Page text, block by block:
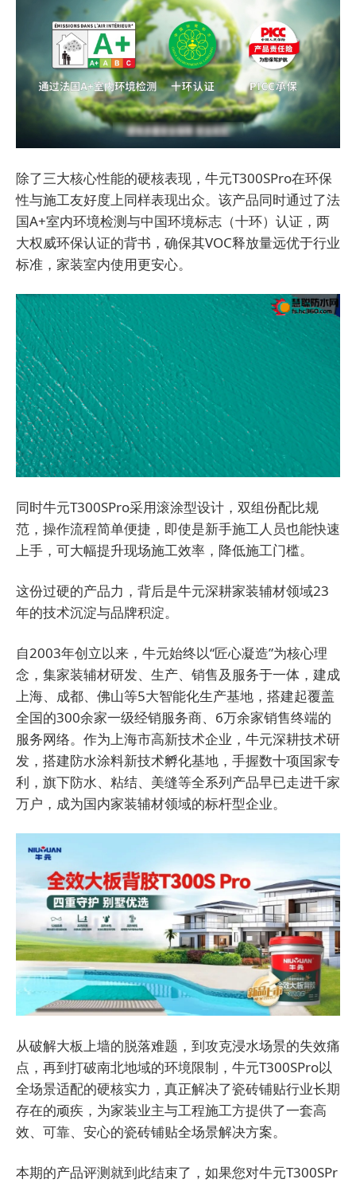
除了三大核心性能的硬核表现，牛元T300SPro在环保
性与施工友好度上同样表现出众。该产品同时通过了法
国A+室内环境检测与中国环境标志（十环）认证，两
大权威环保认证的背书，确保其VOC释放量远优于行业
标准，家装室内使用更安心。
同时牛元T300SPro采用滚涂型设计，双组份配比规
范，操作流程简单便捷，即使是新手施工人员也能快速
上手，可大幅提升现场施工效率，降低施工门槛。
这份过硬的产品力，背后是牛元深耕家装辅材领域23
年的技术沉淀与品牌积淀。
自2003年创立以来，牛元始终以“匠心凝造”为核心理
念，集家装辅材研发、生产、销售及服务于一体，建成
上海、成都、佛山等5大智能化生产基地，搭建起覆盖
全国的300余家一级经销服务商、6万余家销售终端的
服务网络。作为上海市高新技术企业，牛元深耕技术研
发，搭建防水涂料新技术孵化基地，手握数十项国家专
利，旗下防水、粘结、美缝等全系列产品早已走进千家
万户，成为国内家装辅材领域的标杆型企业。
从破解大板上墙的脱落难题，到攻克浸水场景的失效痛
点，再到打破南北地域的环境限制，牛元T300SPro以
全场景适配的硬核实力，真正解决了瓷砖铺贴行业长期
存在的顽疾，为家装业主与工程施工方提供了一套高
效、可靠、安心的瓷砖铺贴全场景解决方案。
本期的产品评测就到此结束了，如果您对牛元T300SPr